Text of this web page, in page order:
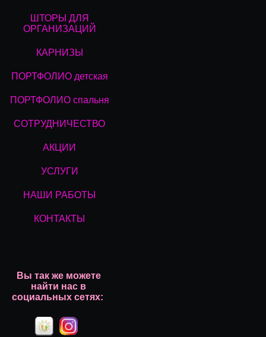
ШТОРЫ ДЛЯ
ОРГАНИЗАЦИЙ
КАРНИЗЫ
ПОРТФОЛИО детская
ПОРТФОЛИО спальня
СОТРУДНИЧЕСТВО
АКЦИИ
УСЛУГИ
НАШИ РАБОТЫ
КОНТАКТЫ
Вы так же можете
найти нас в
социальных сетях: